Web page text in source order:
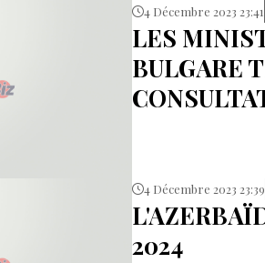
4 Décembre 2023 23:41
LES
BULGARE
4 Décembre 2023 23:39
2024